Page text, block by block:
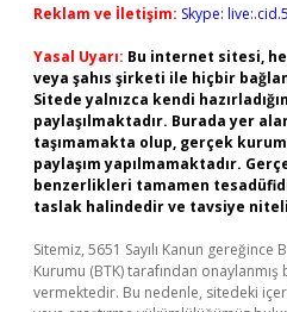
Reklam ve İletişim: Skype:
Yasal Uyarı: Bu internet sitesi,
veya şahıs şirketi ile hiçbir
Sitede yalnızca kendi
paylaşılmaktadır. Burada yer
taşımamakta olup, gerçek
paylaşım yapılmamaktadır.
benzerlikleri tamamen
taslak halindedir ve tavsiye
Sitemiz, 5651 Sayılı Kanun
Kurumu (BTK) tarafından onaylanmış
vermektedir. Bu nedenle, sitedeki